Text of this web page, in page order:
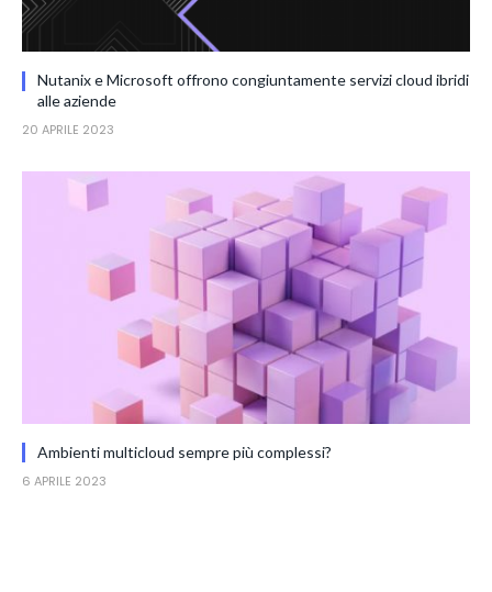
Nutanix e Microsoft offrono congiuntamente servizi cloud ibridi
alle aziende
20 APRILE 2023
Ambienti multicloud sempre più complessi?
6 APRILE 2023